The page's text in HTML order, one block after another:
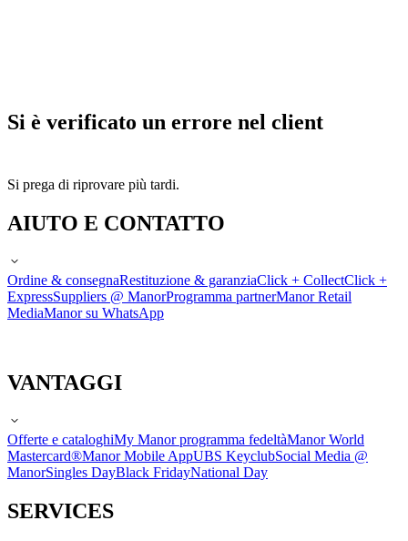
Si è verificato un errore nel client
Si prega di riprovare più tardi.
AIUTO E CONTATTO
Ordine & consegnaRestituzione & garanziaClick + CollectClick +
ExpressSuppliers @ ManorProgramma partnerManor Retail
MediaManor su WhatsApp
VANTAGGI
Offerte e cataloghiMy Manor programma fedeltàManor World
Mastercard®Manor Mobile AppUBS KeyclubSocial Media @
ManorSingles DayBlack FridayNational Day
SERVICES